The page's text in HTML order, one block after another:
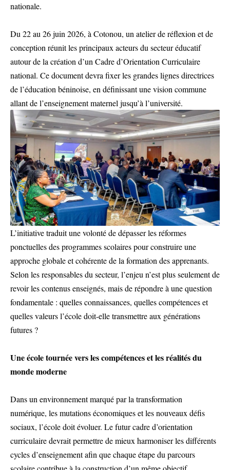
nationale.
Du 22 au 26 juin 2026, à Cotonou, un atelier de réflexion et de
conception réunit les principaux acteurs du secteur éducatif
autour de la création d’un Cadre d’Orientation Curriculaire
national. Ce document devra fixer les grandes lignes directrices
de l’éducation béninoise, en définissant une vision commune
allant de l’enseignement maternel jusqu’à l’université.
L’initiative traduit une volonté de dépasser les réformes
ponctuelles des programmes scolaires pour construire une
approche globale et cohérente de la formation des apprenants.
Selon les responsables du secteur, l’enjeu n’est plus seulement de
revoir les contenus enseignés, mais de répondre à une question
fondamentale : quelles connaissances, quelles compétences et
quelles valeurs l’école doit-elle transmettre aux générations
futures ?
Une école tournée vers les compétences et les réalités du
monde moderne
Dans un environnement marqué par la transformation
numérique, les mutations économiques et les nouveaux défis
sociaux, l’école doit évoluer. Le futur cadre d’orientation
curriculaire devrait permettre de mieux harmoniser les différents
cycles d’enseignement afin que chaque étape du parcours